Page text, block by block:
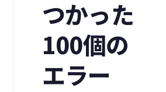
つかった
100個の
エラー